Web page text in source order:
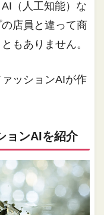
（人工知能）な
店員と違って商
もありません。
ッションAIが作
ョンAIを紹介